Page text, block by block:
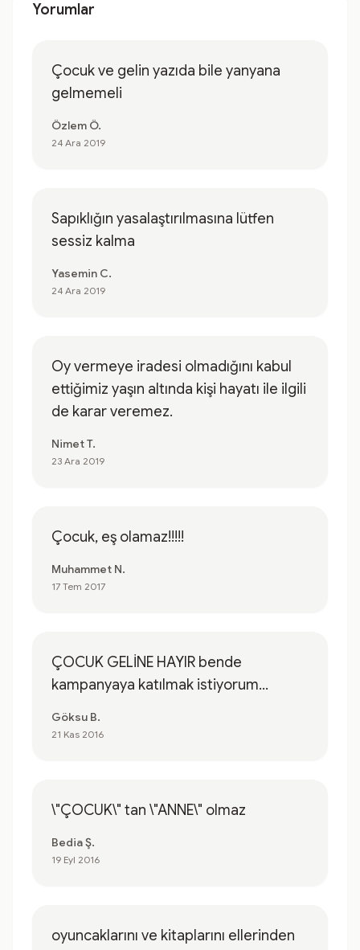
Yorumlar
Çocuk ve gelin yazıda bile yanyana
gelmemeli
Özlem Ö.
24 Ara 2019
Sapıklığın yasalaştırılmasına lütfen
sessiz kalma
Yasemin C.
24 Ara 2019
Oy vermeye iradesi olmadığını kabul
ettiğimiz yaşın altında kişi hayatı ile ilgili
de karar veremez.
Nimet T.
23 Ara 2019
Çocuk, eş olamaz!!!!!
Muhammet N.
17 Tem 2017
ÇOCUK GELİNE HAYIR bende
kampanyaya katılmak istiyorum...
Göksu B.
21 Kas 2016
\"ÇOCUK\" tan \"ANNE\" olmaz
Bedia Ş.
19 Eyl 2016
oyuncaklarını ve kitaplarını ellerinden